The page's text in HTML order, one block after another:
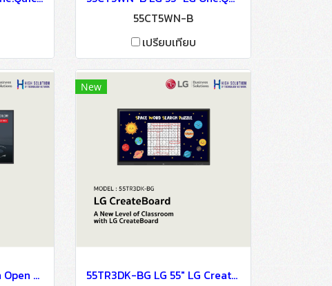
55CT5WN-B
เปรียบเทียบ
43TNF5J LG 43" Touch Open Frame Digital Signage Information Display
New
55TR3DK-BG LG 55" LG CreateBoard Digital Signage Information Display